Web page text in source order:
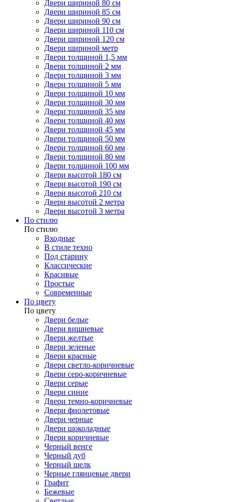
Двери шириной 80 см
Двери шириной 85 см
Двери шириной 90 см
Двери шириной 110 см
Двери шириной 120 см
Двери шириной метр
Двери толщиной 1,5 мм
Двери толщиной 2 мм
Двери толщиной 3 мм
Двери толщиной 5 мм
Двери толщиной 10 мм
Двери толщиной 30 мм
Двери толщиной 35 мм
Двери толщиной 40 мм
Двери толщиной 45 мм
Двери толщиной 50 мм
Двери толщиной 60 мм
Двери толщиной 80 мм
Двери толщиной 100 мм
Двери высотой 180 см
Двери высотой 190 см
Двери высотой 210 см
Двери высотой 2 метра
Двери высотой 3 метра
По стилю
По стилю
Входные
В стиле техно
Под старину
Классические
Красивые
Простые
Современные
По цвету
По цвету
Двери белые
Двери вишневые
Двери желтые
Двери зеленые
Двери красные
Двери светло-коричневые
Двери серо-коричневые
Двери серые
Двери синие
Двери темно-коричневые
Двери фиолетовые
Двери черные
Двери шоколадные
Двери коричневые
Черный венге
Черный дуб
Черный шелк
Черные глянцевые двери
Графит
Бежевые